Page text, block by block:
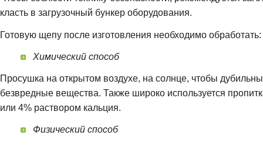
класть в загрузочный бункер оборудования.
Готовую щепу после изготовления необходимо обработать:
Химический способ
Просушка на открытом воздухе, на солнце, чтобы
безвредные вещества. Также широко используется
или 4% раствором кальция.
Физический способ